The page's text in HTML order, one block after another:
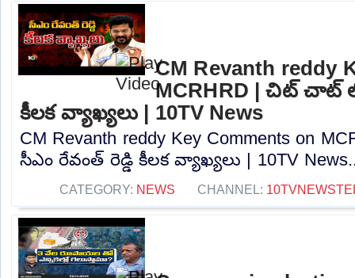
CM Revanth reddy
MCRHRD | చిట్ చాట్
కీలక వ్యాఖ్యలు | 10TV News
CM Revanth reddy Key Comments on
సీఎం రేవంత్ రెడ్డి కీలక వ్యాఖ్యలు | 10TV
CATEGORY: NEWS CHANNEL: